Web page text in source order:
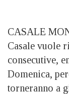
CASALE
Casale vuole
consecutive,
Domenica,
torneranno a